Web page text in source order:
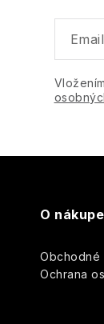
Email
O nákupe
Obchodné
Ochrana